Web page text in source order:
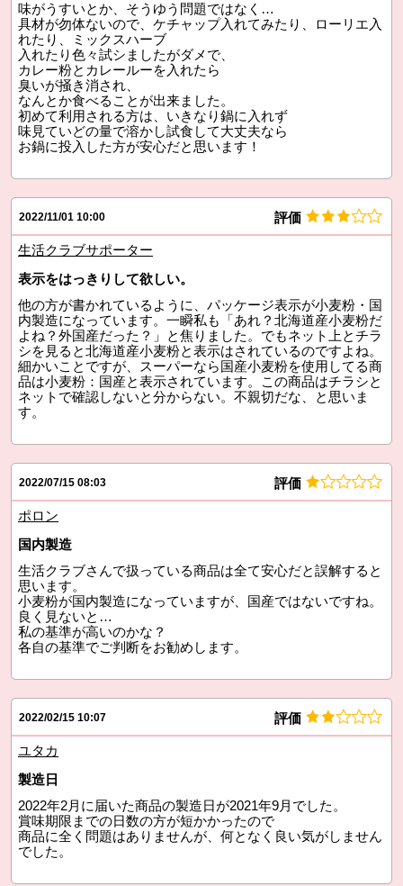
味がうすいとか、そうゆう問題ではなく…
具材が勿体ないので、ケチャップ入れてみたり、ローリエ入
れたり、ミックスハーブ
入れたり色々試シましたがダメで、
カレー粉とカレールーを入れたら
臭いが掻き消され、
なんとか食べることが出来ました。
初めて利用される方は、いきなり鍋に入れず
味見ていどの量で溶かし試食して大丈夫なら
お鍋に投入した方が安心だと思います！
2022/11/01 10:00 評価
生活クラブサポーター
表示をはっきりして欲しい。
他の方が書かれているように、パッケージ表示が小麦粉・国
内製造になっています。一瞬私も「あれ？北海道産小麦粉だ
よね？外国産だった？」と焦りました。でもネット上とチラ
シを見ると北海道産小麦粉と表示はされているのですよね。
細かいことですが、スーパーなら国産小麦粉を使用してる商
品は小麦粉：国産と表示されています。この商品はチラシと
ネットで確認しないと分からない。不親切だな、と思いま
す。
2022/07/15 08:03 評価
ポロン
国内製造
生活クラブさんで扱っている商品は全て安心だと誤解すると
思います。
小麦粉が国内製造になっていますが、国産ではないですね。
良く見ないと…
私の基準が高いのかな？
各自の基準でご判断をお勧めします。
2022/02/15 10:07 評価
ユタカ
製造日
2022年2月に届いた商品の製造日が2021年9月でした。
賞味期限までの日数の方が短かかったので
商品に全く問題はありませんが、何となく良い気がしません